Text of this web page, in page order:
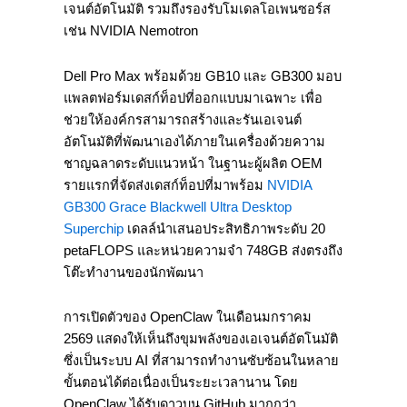
เจนต์อัตโนมัติ รวมถึงรองรับโมเดลโอเพนซอร์ส
เช่น NVIDIA Nemotron
Dell Pro Max พร้อมด้วย GB10 และ GB300 มอบ
แพลตฟอร์มเดสก์ท็อปที่ออกแบบมาเฉพาะ เพื่อ
ช่วยให้องค์กรสามารถสร้างและรันเอเจนต์
อัตโนมัติที่พัฒนาเองได้ภายในเครื่องด้วยความ
ชาญฉลาดระดับแนวหน้า ในฐานะผู้ผลิต OEM
รายแรกที่จัดส่งเดสก์ท็อปที่มาพร้อม NVIDIA
GB300 Grace Blackwell Ultra Desktop
Superchip เดลล์นำเสนอประสิทธิภาพระดับ 20
petaFLOPS และหน่วยความจำ 748GB ส่งตรงถึง
โต๊ะทำงานของนักพัฒนา
การเปิดตัวของ OpenClaw ในเดือนมกราคม
2569 แสดงให้เห็นถึงขุมพลังของเอเจนต์อัตโนมัติ
ซึ่งเป็นระบบ AI ที่สามารถทำงานซับซ้อนในหลาย
ขั้นตอนได้ต่อเนื่องเป็นระยะเวลานาน โดย